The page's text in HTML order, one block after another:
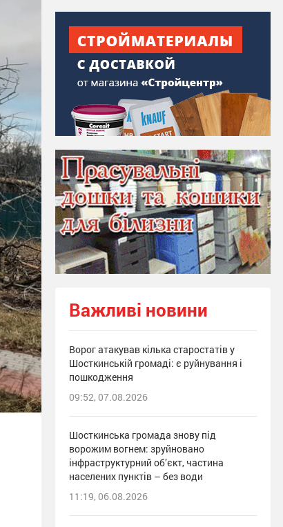
Важливі новини
Ворог атакував кілька старостатів у
Шосткинській громаді: є руйнування і
пошкодження
09:52, 07.08.2026
Шосткинська громада знову під
ворожим вогнем: зруйновано
інфраструктурний об’єкт, частина
населених пунктів – без води
11:19, 06.08.2026